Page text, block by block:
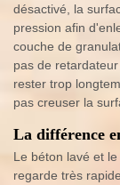
désactivé, la
pression afin
couche de
pas de
rester trop
pas creuser la
La différence
Le béton lavé et
regarde très